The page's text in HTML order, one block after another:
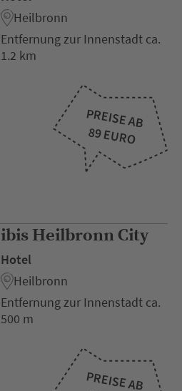
Heilbronn
Entfernung zur Innenstadt ca.
1.2 km
PREISE AB
89 EURO
ibis Heilbronn City
Hotel
Heilbronn
Entfernung zur Innenstadt ca.
500 m
PREISE AB